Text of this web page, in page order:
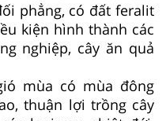
phẳng, có đất feralit
kiện hình thành các
nghiệp, cây ăn quả
mùa có mùa đông
thuận lợi trồng cây